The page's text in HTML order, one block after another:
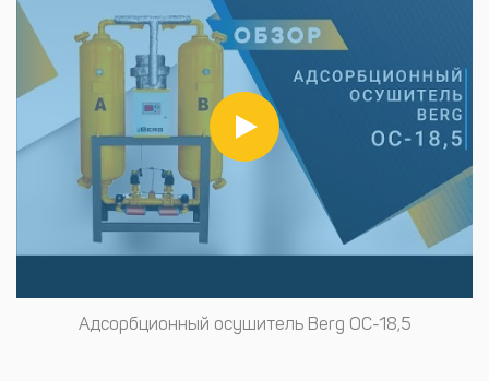
Адсорбционный осушитель Berg ОС-18,5